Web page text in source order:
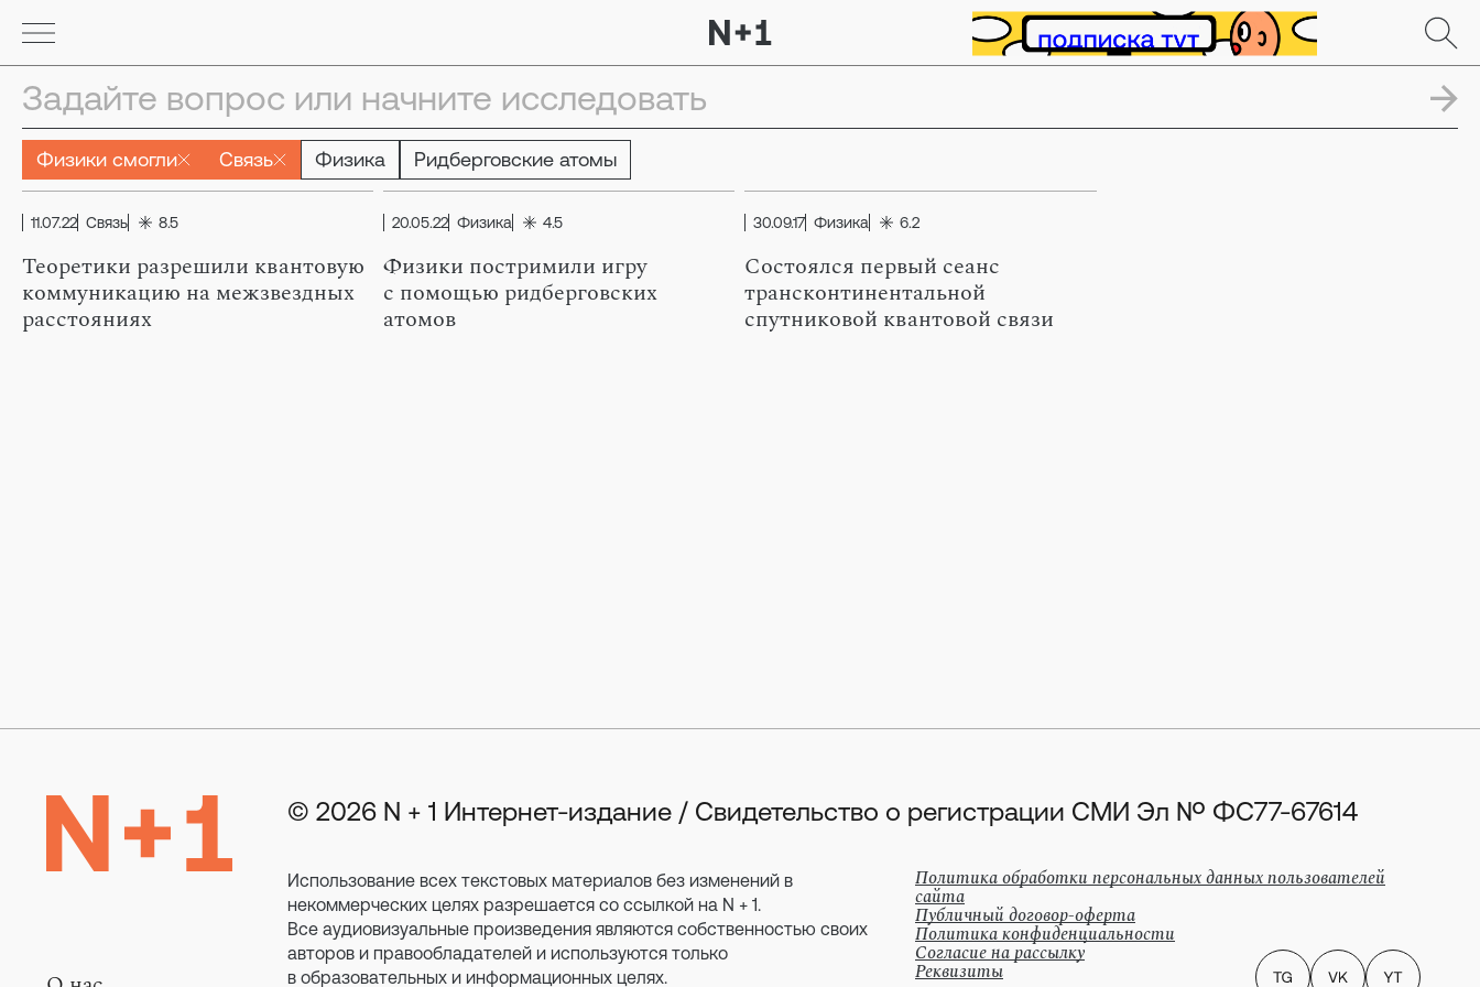
Физики смогли Связь Физика Ридберговские атомы
11.07.22 Связь 8.5
Теоретики разрешили квантовую
коммуникацию на межзвездных
расстояниях
20.05.22 Физика 4.5
Физики постримили игру
с помощью ридберговских
атомов
30.09.17 Физика 6.2
Состоялся первый сеанс
трансконтинентальной
спутниковой квантовой связи
© 2026 N + 1 Интернет-издание / Свидетельство о регистрации СМИ Эл № ФС77-67614
Использование всех текстовых материалов без изменений в
некоммерческих целях разрешается со ссылкой на N + 1.
Все аудиовизуальные произведения являются собственностью своих
авторов и правообладателей и используются только
в образовательных и информационных целях.
Политика обработки персональных данных пользователей
сайта
Публичный договор-оферта
Политика конфиденциальности
Согласие на рассылку
Реквизиты